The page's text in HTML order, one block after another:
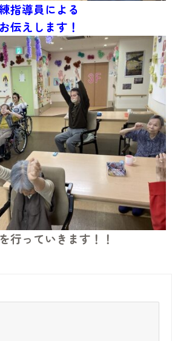
指導員による
伝えします！
行っていきます！！